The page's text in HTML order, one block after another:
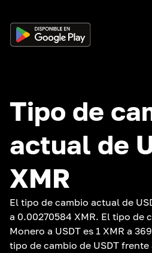
Tipo de
actual de
XMR
El tipo de cambio actual de
a 0.00270584 XMR. El tipo de
Monero a USDT es 1 XMR a
tipo de cambio de USDT